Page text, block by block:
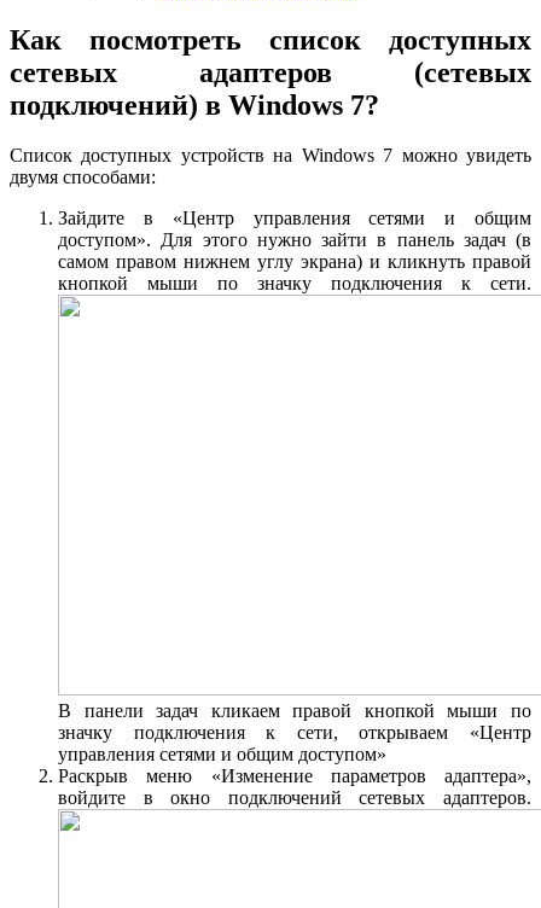
Как посмотреть список доступных
сетевых адаптеров (сетевых
подключений) в Windows 7?
Список доступных устройств на Windows 7 можно увидеть
двумя способами:
Зайдите в «Центр управления сетями и общим
доступом». Для этого нужно зайти в панель задач (в
самом правом нижнем углу экрана) и кликнуть правой
кнопкой мыши по значку подключения к сети.
В панели задач кликаем правой кнопкой мыши по
значку подключения к сети, открываем «Центр
управления сетями и общим доступом»
Раскрыв меню «Изменение параметров адаптера»,
войдите в окно подключений сетевых адаптеров.